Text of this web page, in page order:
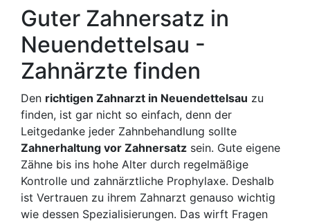
Guter Zahnersatz in
Neuendettelsau -
Zahnärzte finden
Den richtigen Zahnarzt in Neuendettelsau zu
finden, ist gar nicht so einfach, denn der
Leitgedanke jeder Zahnbehandlung sollte
Zahnerhaltung vor Zahnersatz sein. Gute eigene
Zähne bis ins hohe Alter durch regelmäßige
Kontrolle und zahnärztliche Prophylaxe. Deshalb
ist Vertrauen zu ihrem Zahnarzt genauso wichtig
wie dessen Spezialisierungen. Das wirft Fragen